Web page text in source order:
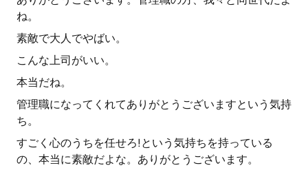
ね。
素敵で大人でやばい。
こんな上司がいい。
本当だね。
管理職になってくれてありがとうございますという気持
ち。
すごく心のうちを任せろ!という気持ちを持っている
の、本当に素敵だよな。ありがとうございます。